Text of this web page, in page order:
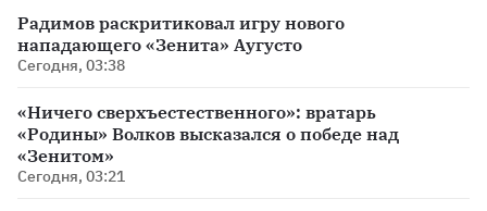
Радимов раскритиковал игру нового
нападающего «Зенита» Аугусто
Сегодня, 03:38
«Ничего сверхъестественного»: вратарь
«Родины» Волков высказался о победе над
«Зенитом»
Сегодня, 03:21